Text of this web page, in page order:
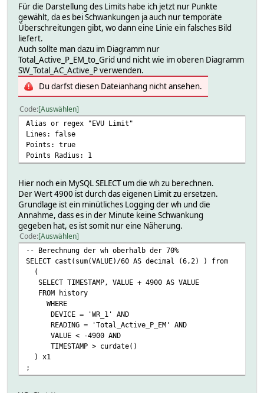
return
}\
\
if ($period eq "time_Year" and $reading eq
my $cy =
$cy .= ($YearPrevious ne "null") ? " /
return $cy;;\
}\
\
$value = sprintf("%3d
$value .= ($YearPrevious ne "null") ? sprintf(" / %3d
return $value;;\
} elsif ($reading eq "SW_Statistic_Autarky" or $reading
return sprintf("%3d
} elsif ($period eq "_Day") {\
} elsif ($period eq "_Month") {\
$value =
$value .= ($MonthPrevious ne "null") ? sprintf(" /
return $value;;\
} elsif ($period eq "_Quarter") {\
$period = "_Month";;\
$value =
$value .= ($QuarterPrevious ne "null") ? sprintf(" /
return $value;;\
} elsif ($period eq "_Year") {\
$value =
$value .= ($YearPrevious ne "null") ? sprintf(" /
return $value;;\
return "null";;\
}\
\
Für die Darstellung des Limits habe ich jetzt nur Punkte
gewählt, da es bei Schwankungen ja auch nur temporäte
Überschreitungen gibt, wo dann eine Linie ein falsches Bild
liefert.
Auch sollte man dazu im Diagramm nur
Total_Active_P_EM_to_Grid und nicht wie im oberen Diagramm
SW_Total_AC_Active_P verwenden.
Du darfst diesen Dateianhang nicht ansehen.
Code Auswählen
Alias or regex "EVU Limit"
Lines: false
Points: true
Points Radius: 1
Hier noch ein MySQL SELECT um die wh zu berechnen.
Der Wert 4900 ist durch das eigenen Limit zu ersetzen.
Grundlage ist ein minütliches Logging der wh und die
Annahme, dass es in der Minute keine Schwankung
gegeben hat, es ist somit nur eine Näherung.
Code Auswählen
-- Berechnung der wh oberhalb der 70%
SELECT cast(sum(VALUE)/60 AS decimal (6,2) ) from
(
SELECT TIMESTAMP, VALUE + 4900 AS VALUE
FROM history
WHERE
DEVICE = 'WR_1' AND
READING = 'Total_Active_P_EM' AND
VALUE < -4900 AND
TIMESTAMP > curdate()
) x1
;